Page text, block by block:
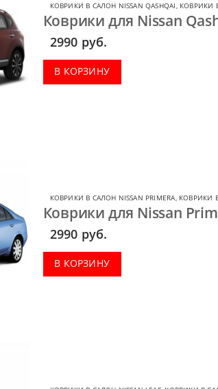
КОВРИКИ В САЛОН NISSAN QASHQAI, КОВРИКИ
Коврики для Nissan
2990 руб.
В КОРЗИНУ
КОВРИКИ В САЛОН NISSAN PRIMERA, КОВРИКИ
Коврики для Nissan
2990 руб.
В КОРЗИНУ